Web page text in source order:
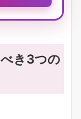
き3つの